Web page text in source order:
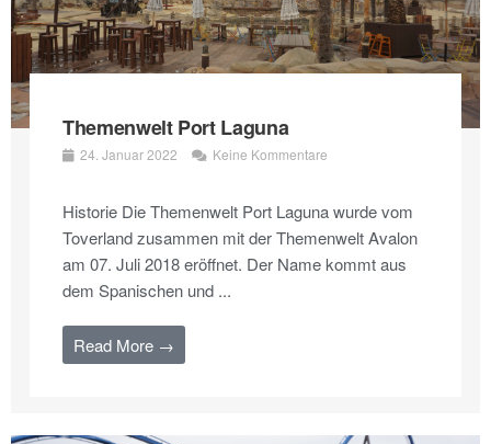
Themenwelt Port Laguna
24. Januar 2022 Keine Kommentare
Historie Die Themenwelt Port Laguna wurde vom
Toverland zusammen mit der Themenwelt Avalon
am 07. Juli 2018 eröffnet. Der Name kommt aus
dem Spanischen und ...
Read More →